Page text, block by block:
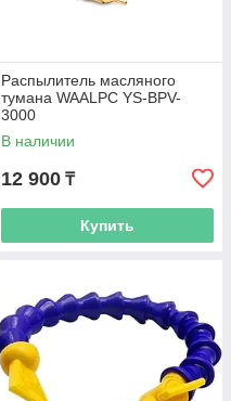
Распылитель масляного
тумана WAALPC YS-BPV-
3000
В наличии
12 900 ₸
Купить